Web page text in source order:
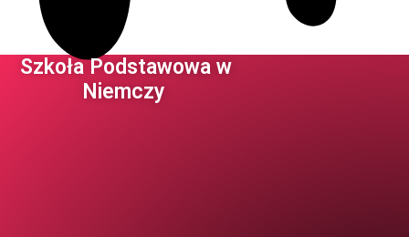
Szkoła Podstawowa w
Niemczy ​